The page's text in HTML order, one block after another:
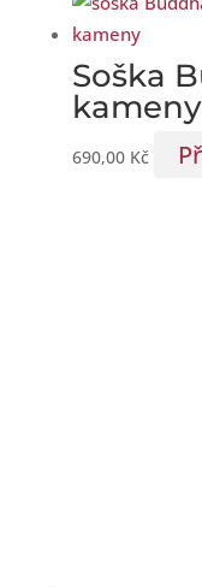
Soška
kameny
690,00 Kč